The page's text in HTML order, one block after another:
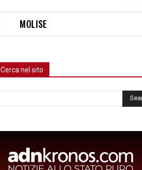
MOLISE
Cerca nel sito